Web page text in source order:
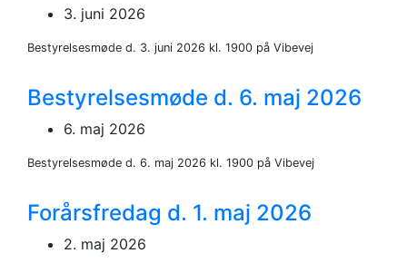
3. juni 2026
Bestyrelsesmøde d. 3. juni 2026 kl. 1900 på Vibevej
Bestyrelsesmøde d. 6. maj 2026
6. maj 2026
Bestyrelsesmøde d. 6. maj 2026 kl. 1900 på Vibevej
Forårsfredag d. 1. maj 2026
2. maj 2026